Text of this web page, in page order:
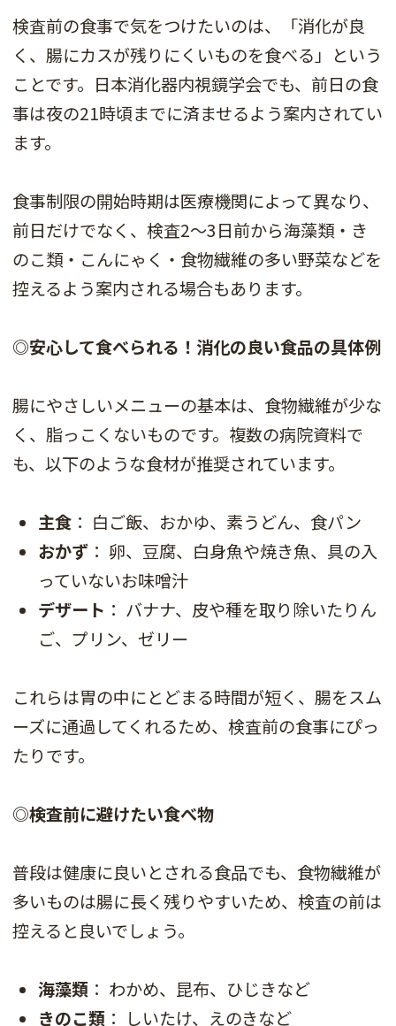
検査前の食事で気をつけたいのは、「消化が良
く、腸にカスが残りにくいものを食べる」という
ことです。日本消化器内視鏡学会でも、前日の食
事は夜の21時頃までに済ませるよう案内されてい
ます。
食事制限の開始時期は医療機関によって異なり、
前日だけでなく、検査2〜3日前から海藻類・き
のこ類・こんにゃく・食物繊維の多い野菜などを
控えるよう案内される場合もあります。
◎安心して食べられる！消化の良い食品の具体例
腸にやさしいメニューの基本は、食物繊維が少な
く、脂っこくないものです。複数の病院資料で
も、以下のような食材が推奨されています。
主食 ： 白ご飯、おかゆ、素うどん、食パン
おかず ： 卵、豆腐、白身魚や焼き魚、具の入
っていないお味噌汁
デザート ： バナナ、皮や種を取り除いたりん
ご、プリン、ゼリー
これらは胃の中にとどまる時間が短く、腸をスム
ーズに通過してくれるため、検査前の食事にぴっ
たりです。
◎検査前に避けたい食べ物
普段は健康に良いとされる食品でも、食物繊維が
多いものは腸に長く残りやすいため、検査の前は
控えると良いでしょう。
海藻類 ： わかめ、昆布、ひじきなど
きのこ類 ： しいたけ、えのきなど